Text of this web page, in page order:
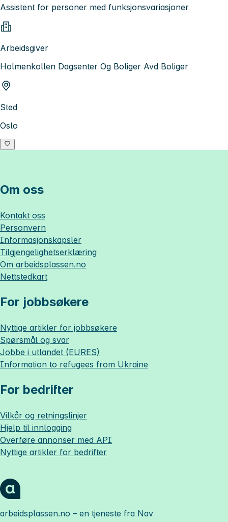
Assistent for personer med funksjonsvariasjoner
Arbeidsgiver
Holmenkollen Dagsenter Og Boliger Avd Boliger
Sted
Oslo
Om oss
Kontakt oss
Personvern
Informasjonskapsler
Tilgjengelighetserklæring
Om arbeidsplassen.no
Nettstedkart
For jobbsøkere
Nyttige artikler for jobbsøkere
Spørsmål og svar
Jobbe i utlandet (EURES)
Information to refugees from Ukraine
For bedrifter
Vilkår og retningslinjer
Hjelp til innlogging
Overføre annonser med API
Nyttige artikler for bedrifter
arbeidsplassen.no – en tjeneste fra Nav